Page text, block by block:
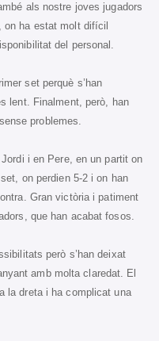
als nostre joves jugadors
on ha estat molt difícil
del personal.
set perquè s’han
lent. Finalment, però, han
problemes.
i en Pere, en un partit on
on perdien 5-2 i on han
Gran victòria i patiment
que han acabat fosos.
però s’han deixat
amb molta claredat. El
la dreta i ha complicat una